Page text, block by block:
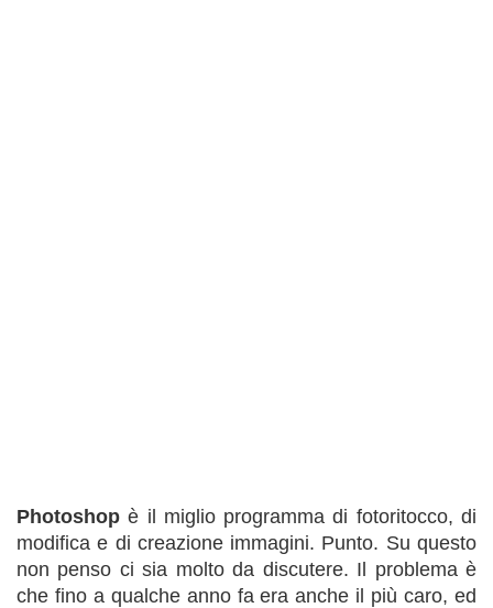
Photoshop è il miglio programma di fotoritocco, di
modifica e di creazione immagini. Punto. Su questo
non penso ci sia molto da discutere. Il problema è
che fino a qualche anno fa era anche il più caro, ed